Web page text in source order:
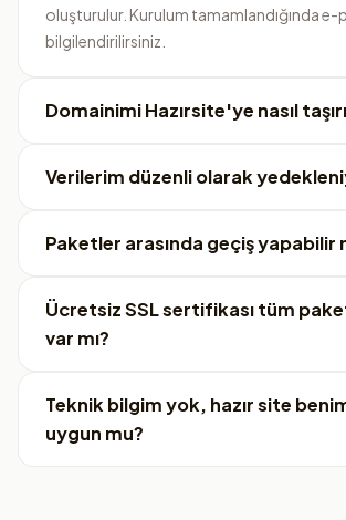
oluşturulur. Kurulum tamamlandığında e-
bilgilendirilirsiniz.
Domainimi Hazırsite'ye nasıl
Verilerim düzenli olarak
Paketler arasında geçiş yapabilir
Ücretsiz SSL sertifikası tüm
var mı?
Teknik bilgim yok, hazır site
uygun mu?